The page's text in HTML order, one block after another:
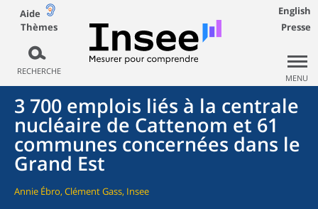
Aide
Thèmes
RECHERCHE
English
Presse
MENU
3 700 emplois liés à la centrale
nucléaire de Cattenom et 61
communes concernées dans le
Grand Est
Annie Ébro, Clément Gass, Insee